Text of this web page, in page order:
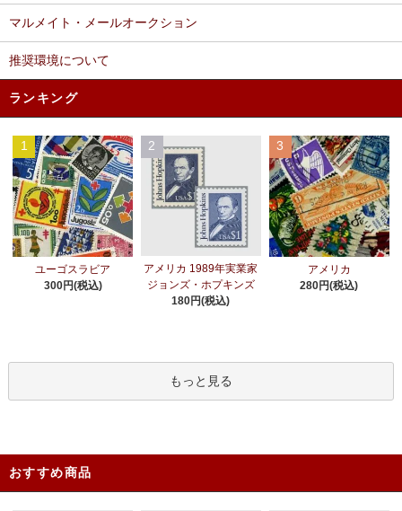
マルメイト・メールオークション
推奨環境について
ランキング
1
ユーゴスラビア
300円(税込)
2
アメリカ 1989年実業家
ジョンズ・ホプキンズ
180円(税込)
3
アメリカ
280円(税込)
もっと見る
おすすめ商品